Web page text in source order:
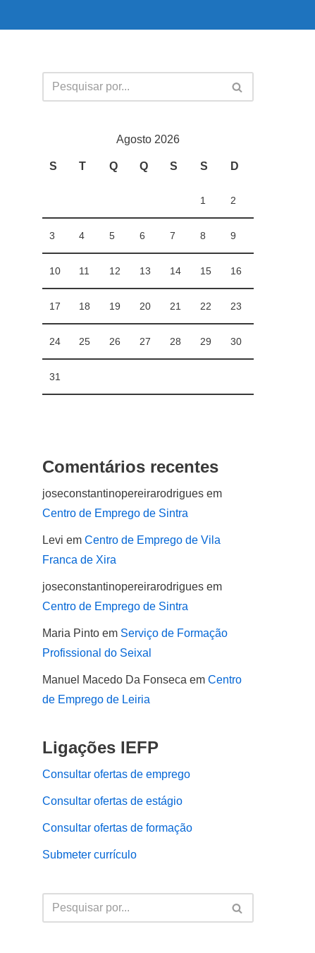
Agosto 2026
S T Q Q S S D
1 2
3 4 5 6 7 8 9
10 11 12 13 14 15 16
17 18 19 20 21 22 23
24 25 26 27 28 29 30
31
Comentários recentes
joseconstantinopereirarodrigues em
Centro de Emprego de Sintra
Levi em Centro de Emprego de Vila
Franca de Xira
joseconstantinopereirarodrigues em
Centro de Emprego de Sintra
Maria Pinto em Serviço de Formação
Profissional do Seixal
Manuel Macedo Da Fonseca em Centro
de Emprego de Leiria
Ligações IEFP
Consultar ofertas de emprego
Consultar ofertas de estágio
Consultar ofertas de formação
Submeter currículo